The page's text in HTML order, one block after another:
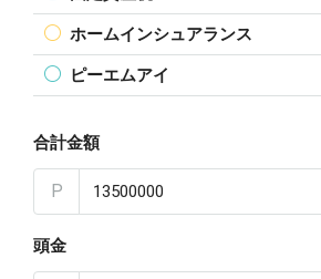
ホームインシュアランス
ピーエムアイ
合計金額
P
頭金